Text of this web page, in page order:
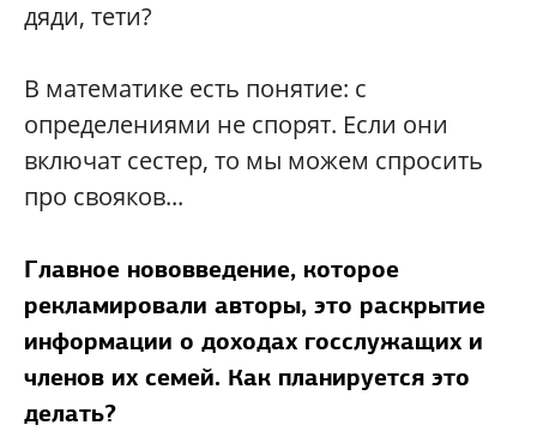
дяди, тети?
В математике есть понятие: с
определениями не спорят. Если они
включат сестер, то мы можем спросить
про свояков...
Главное нововведение, которое
рекламировали авторы, это раскрытие
информации о доходах госслужащих и
членов их семей. Как планируется это
делать?